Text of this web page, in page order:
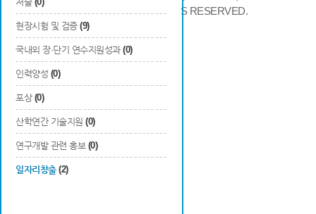
현장시험 및 검증 (9)
국내외 장·단기 연수지원성과 (0)
인력양성 (0)
포상 (0)
산학연간 기술지원 (0)
연구개발 관련 홍보 (0)
일자리창출 (2)
COPYRIGHTS © 2014 KAIA, ALL RIGHTS RESERVED.